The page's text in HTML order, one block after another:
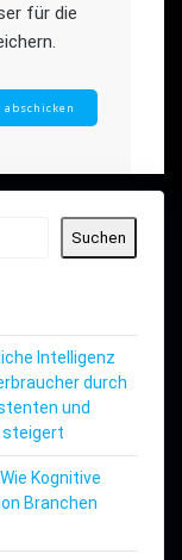
für die
Suchen
Intelligenz
durch
und
steigert
Kognitive
Branchen